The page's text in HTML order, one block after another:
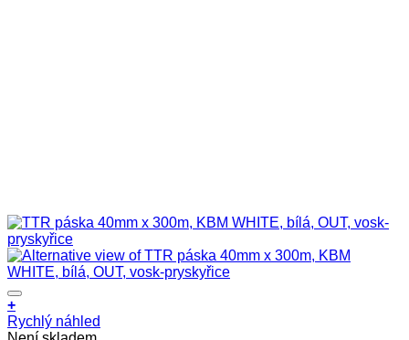
+
Rychlý náhled